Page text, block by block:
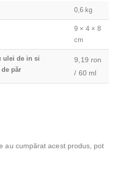
0,6 kg
9 × 4 × 8
cm
ulei de in si
păr
9,19 ron
/ 60 ml
au cumpărat acest produs, pot